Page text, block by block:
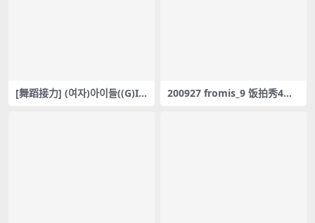
[舞蹈接力] (여자)아이들((G)I-
200927 fromis_9 饭拍秀4部f